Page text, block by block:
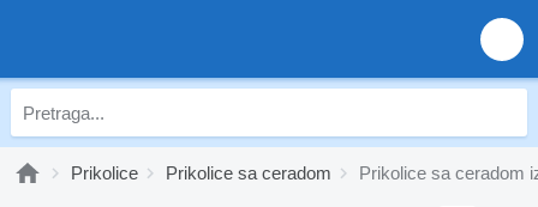
Prikolice Prikolice sa ceradom Prikolice sa ceradom